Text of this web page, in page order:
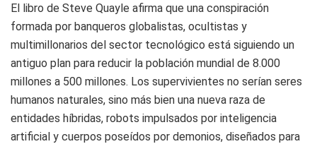
El libro de Steve Quayle afirma que una conspiración
formada por banqueros globalistas, ocultistas y
multimillonarios del sector tecnológico está siguiendo un
antiguo plan para reducir la población mundial de 8.000
millones a 500 millones. Los supervivientes no serían seres
humanos naturales, sino más bien una nueva raza de
entidades híbridas, robots impulsados por inteligencia
artificial y cuerpos poseídos por demonios, diseñados para